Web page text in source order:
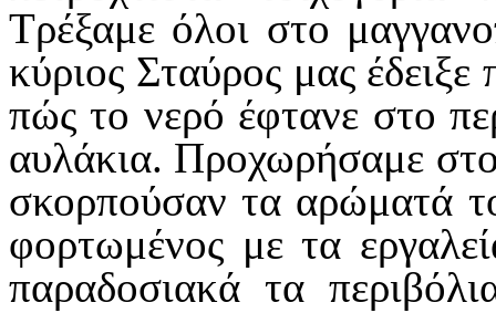
Τρέξαμε όλοι στο
κύριος Σταύρος μας
πώς το νερό έφτανε στο
αυλάκια. Προχωρήσαμε στο
σκορπούσαν τα αρώματά
φορτωμένος με τα
παραδοσιακά τα